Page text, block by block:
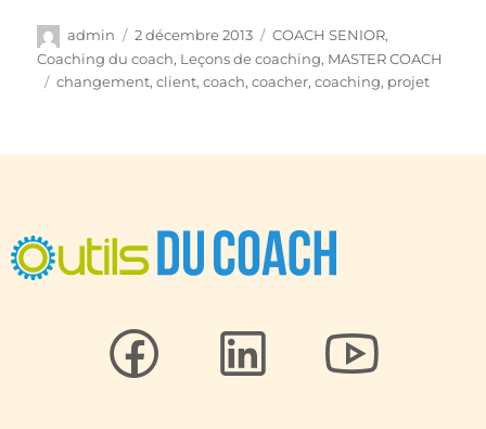
admin 2 décembre 2013 COACH SENIOR,
Coaching du coach, Leçons de coaching, MASTER COACH
changement,client,coach,coacher,coaching, projet